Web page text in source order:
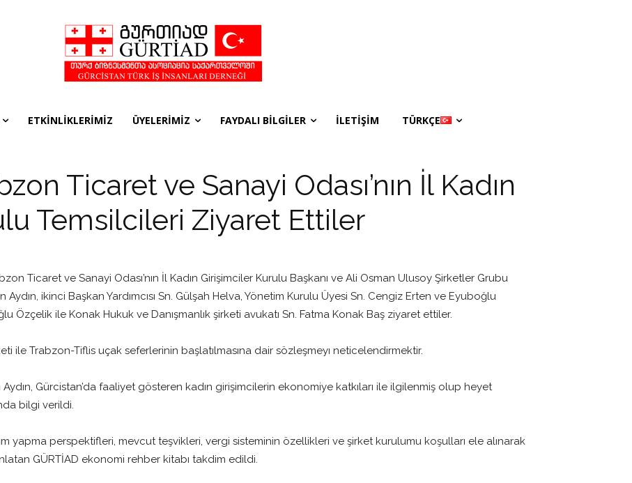
ETKİNLİKLERİMİZ ÜYELERİMİZ FAYDALI BİLGİLER İLETİŞİM TÜRKÇE
Ticaret ve Sanayi Odası’nın İl Kadın
Temsilcileri Ziyaret Ettiler
Ticaret ve Sanayi Odası’nın İl Kadın Girişimciler Kurulu Başkanı ve Ali Osman Ulusoy Şirketler Grubu
Aydın, ikinci Başkan Yardımcısı Sn. Gülşah Helva, Yönetim Kurulu Üyesi Sn. Cengiz Erten ve Eyuboğlu
Özçelik ile Konak Hukuk ve Danışmanlık şirketi avukatı Sn. Fatma Konak Baş ziyaret ettiler.
ile Trabzon-Tiflis uçak seferlerinin başlatılmasına dair sözleşmeyı neticelendirmektir.
Aydın, Gürcistan’da faaliyet gösteren kadın girişimcilerin ekonomiye katkıları ile ilgilenmiş olup heyet
bilgi verildi.
yapma perspektifleri, mevcut teşvikleri, vergi sisteminin özellikleri ve şirket kurulumu koşulları ele alınarak
GÜRTİAD ekonomi rehber kitabı takdim edildi.